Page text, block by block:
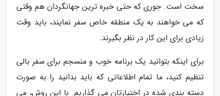
سخت است. جوری که حتی خبره ترین جهانگردان هم وقتی
که می خواهند به یک منطقه خاص سفر نمایند، باید وقت
زیادی برای این کار در نظر بگیرند.
برای اینکه بتوانید یک برنامه خوب و منسجم برای سفر بالی
تنظیم کنید، ما تمام اطلاعاتی که باید بدانید را به صورت
دسته بندی شده در اختیارتان می گذاریم. با این روش، می